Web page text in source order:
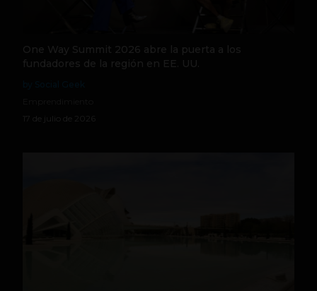
One Way Summit 2026 abre la puerta a los
fundadores de la región en EE. UU.
17 de julio de 2026